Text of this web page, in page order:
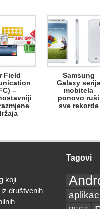
Field
–
Samsung
Galaxy
mobitela
ponovo ruši
sve rekorde
koji
društvenih
Tagovi